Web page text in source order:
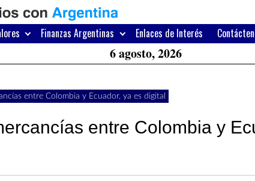
Finanzas Argentinas Enlaces de Interés
6 agosto, 2026
entre Colombia y Ecuador, ya es digital
entre Colombia y